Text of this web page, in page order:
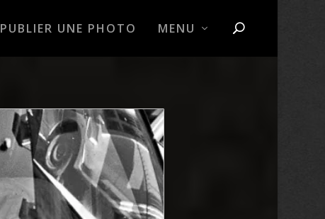
PUBLIER UNE PHOTO MENU